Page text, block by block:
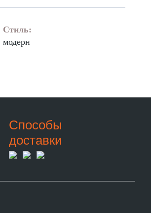
Стиль:
модерн
Способы
доставки